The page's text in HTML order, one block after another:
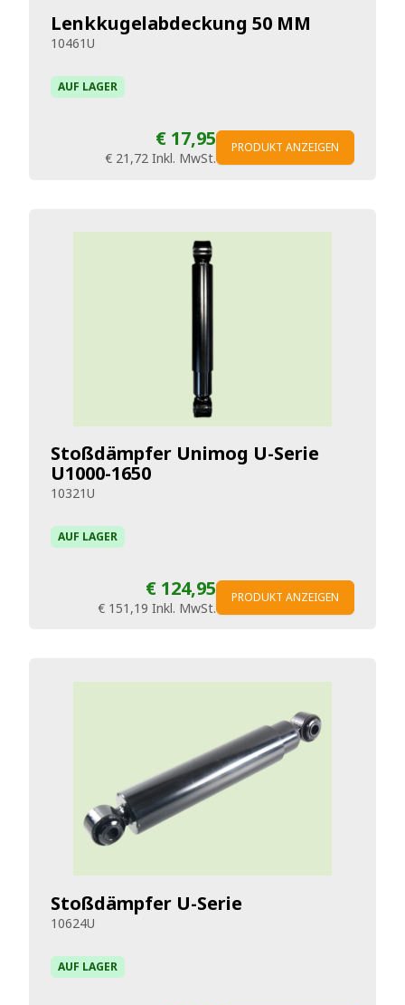
Lenkkugelabdeckung 50 MM
10461U
AUF LAGER
€ 17,95
€ 21,72 Inkl. MwSt.
PRODUKT ANZEIGEN
Stoßdämpfer Unimog U-Serie
U1000-1650
10321U
AUF LAGER
€ 124,95
€ 151,19 Inkl. MwSt.
PRODUKT ANZEIGEN
Stoßdämpfer U-Serie
10624U
AUF LAGER